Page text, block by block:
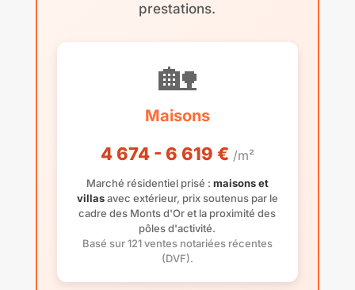
prestations.
🏡
Maisons
4 674 - 6 619 € /m²
Marché résidentiel prisé : maisons et
villasavec extérieur, prix soutenus par le
cadre des Monts d'Or et la proximité des
pôles d'activité.
Basé sur 121 ventes notariées récentes
(DVF).